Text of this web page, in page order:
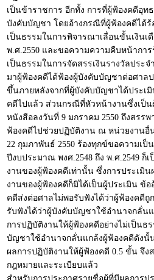
เป็นข้าราชการ อีกทั้ง การที่ผู้ฟ้องคดีอุ
บังคับบัญชา โดยอ้างกรณีที่ผู้ฟ้องคดีได้ร้
เป็นธรรมในการพิจารณาเลื่อนขั้นเงินเ
พ.ศ.2550 และขอความความคืบหน้ากา
เป็นธรรมในการจัดสรรเงินรางวัลประ
มาผู้ฟ้องคดีได้ฟ้องผู้บังคับบัญชาต่อศาล
ขึ้นภายหลังจากที่ผู้บังคับบัญชาได้ประเ
คดีไปแล้ว ส่วนกรณีที่หัวหน้างานซึ่งเป็
หนังสือลงวันที่ 9 มกราคม 2550 ถึงสรร
ฟ้องคดีไปช่วยปฏิบัติงาน ณ หน่วยงานอื่
22 กุมภาพันธ์ 2550 ร้องทุกข์ขอความเป็
ปีงบประมาณ พงศ.2548 ถึง พ.ศ.2549 ก็
งานของผู้ฟ้องคดีเท่านั้น ซึ่งการประเมิ
งานของผู้ฟ้องคดีก็มิได้เป็นผู้ประเมิน ข้
คดีส่งต่อศาลไม่พอรับฟังได้ว่าผู้ฟ้องคดีถู
รับฟังได้ว่าผู้บังคับบัญชาใช้อำนาจกลั่น
การปฏิบัติงานให้ผู้ฟ้องคดีอย่างไม่เป็นธ
บัญชาใช้อำนาจกลั่นแกล้งผู้ฟ้องคดีดังนั้
ผลการปฏิบัติงานให้ผู้ฟ้องคดี 0.5 ขั้น จึ
กฎหมายและระเบียบแล้ว